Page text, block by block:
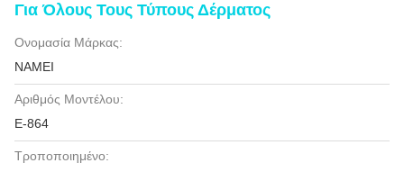
Για Όλους Τους Τύπους Δέρματος
Ονομασία Μάρκας:
NAMEI
Αριθμός Μοντέλου:
E-864
Τροποποιημένο: